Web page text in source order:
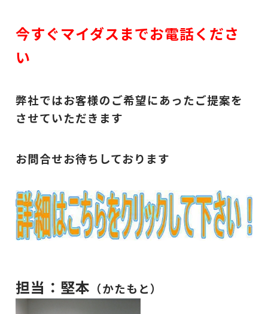
今すぐマイダスまでお電話くださ
い
弊社ではお客様のご希望にあったご提案を
させていただきます
お問合せお待ちしております
担当：堅本 （かたもと）